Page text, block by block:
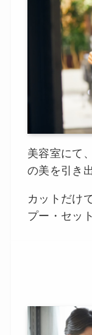
美容室にて
の美を引き
カットだけ
プー・セッ